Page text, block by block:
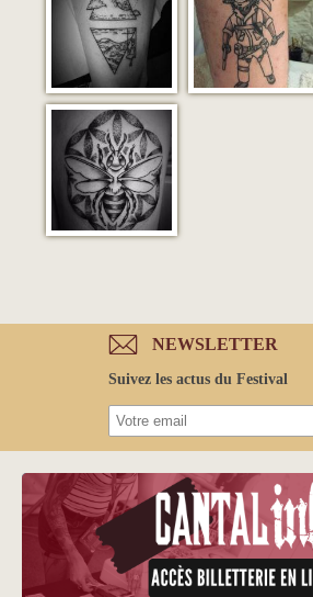
NEWSLETTER
Suivez les actus du Festival